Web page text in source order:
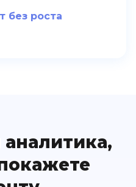
без роста